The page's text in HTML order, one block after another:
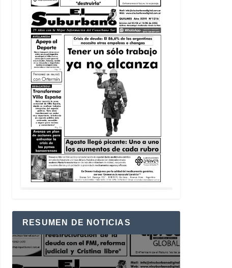
RESUMEN DE NOTICIAS
Reproductor
de
vídeo